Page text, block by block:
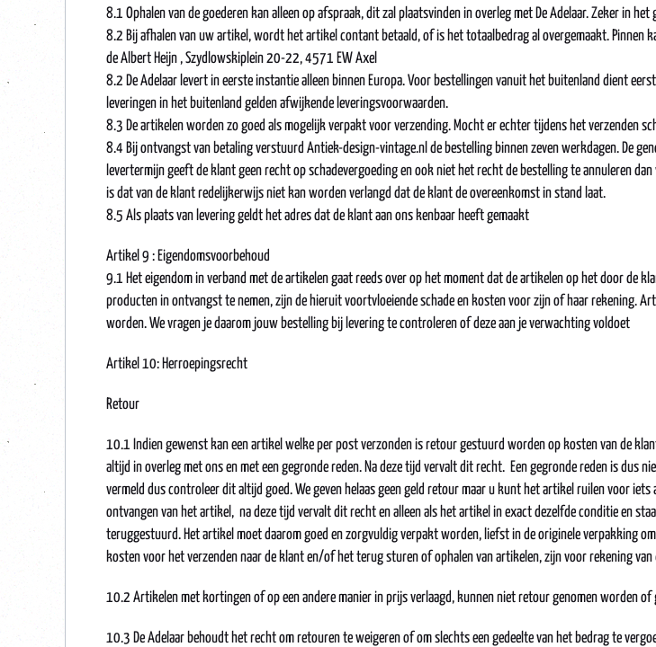
8.1 Ophalen van de goederen kan alleen op afspraak, dit zal plaatsvinden in overleg met De Adelaar. Zeker in
8.2 Bij afhalen van uw artikel, wordt het artikel contant betaald, of is het totaalbedrag al overgemaakt.
de Albert Heijn , Szydlowskiplein 20-22, 4571 EW Axel
8.2 De Adelaar levert in eerste instantie alleen binnen Europa. Voor bestellingen vanuit het buitenland dient
leveringen in het buitenland gelden afwijkende leveringsvoorwaarden.
8.3 De artikelen worden zo goed als mogelijk verpakt voor verzending. Mocht er echter tijdens het verzenden
8.4 Bij ontvangst van betaling verstuurd Antiek-design-vintage.nl de bestelling binnen zeven werkdagen. De
levertermijn geeft de klant geen recht op schadevergoeding en ook niet het recht de bestelling te annuleren
is dat van de klant redelijkerwijs niet kan worden verlangd dat de klant de overeenkomst in stand laat.
8.5 Als plaats van levering geldt het adres dat de klant aan ons kenbaar heeft gemaakt
Artikel 9 : Eigendomsvoorbehoud
9.1 Het eigendom in verband met de artikelen gaat reeds over op het moment dat de artikelen op het door de
producten in ontvangst te nemen, zijn de hieruit voortvloeiende schade en kosten voor zijn of haar rekening.
worden. We vragen je daarom jouw bestelling bij levering te controleren of deze aan je verwachting voldoet
Artikel 10: Herroepingsrecht
Retour
10.1 Indien gewenst kan een artikel welke per post verzonden is retour gestuurd worden op kosten van de
altijd in overleg met ons en met een gegronde reden. Na deze tijd vervalt dit recht. Een gegronde reden is
vermeld dus controleer dit altijd goed. We geven helaas geen geld retour maar u kunt het artikel ruilen voor
ontvangen van het artikel, na deze tijd vervalt dit recht en alleen als het artikel in exact dezelfde conditie en
teruggestuurd. Het artikel moet daarom goed en zorgvuldig verpakt worden, liefst in de originele verpakking
kosten voor het verzenden naar de klant en/of het terug sturen of ophalen van artikelen, zijn voor rekening van
10.2 Artikelen met kortingen of op een andere manier in prijs verlaagd, kunnen niet retour genomen worden
10.3 De Adelaar behoudt het recht om retouren te weigeren of om slechts een gedeelte van het bedrag te